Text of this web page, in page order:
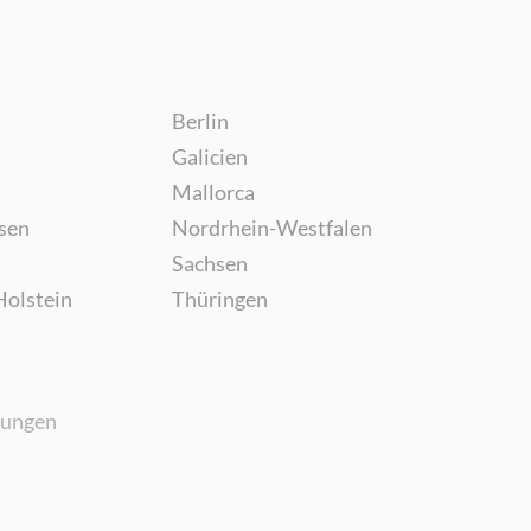
Berlin
Galicien
Mallorca
Nordrhein-Westfalen
Sachsen
Thüringen